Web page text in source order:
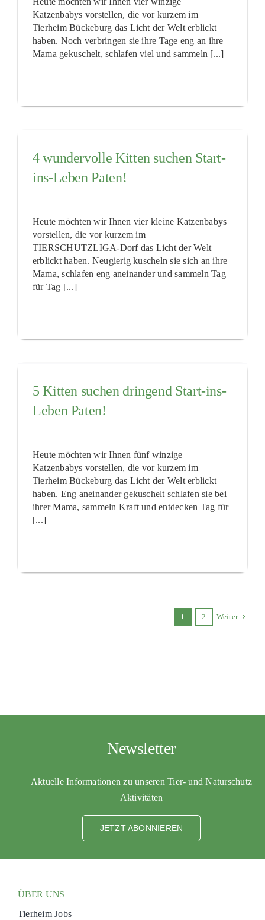
Katzenbabys vorstellen, die vor kurzem im
Tierheim Bückeburg das Licht der Welt erblickt
haben. Noch verbringen sie ihre Tage eng an ihre
Mama gekuschelt, schlafen viel und sammeln [...]
4 wundervolle Kitten suchen Start-
ins-Leben Paten!
Heute möchten wir Ihnen vier kleine Katzenbabys
vorstellen, die vor kurzem im
TIERSCHUTZLIGA-Dorf das Licht der Welt
erblickt haben. Neugierig kuscheln sie sich an ihre
Mama, schlafen eng aneinander und sammeln Tag
für Tag [...]
5 Kitten suchen dringend Start-ins-
Leben Paten!
Heute möchten wir Ihnen fünf winzige
Katzenbabys vorstellen, die vor kurzem im
Tierheim Bückeburg das Licht der Welt erblickt
haben. Eng aneinander gekuschelt schlafen sie bei
ihrer Mama, sammeln Kraft und entdecken Tag für
[...]
1 2 Weiter
Newsletter
Aktuelle Informationen zu unseren Tier- und Naturschutz
Aktivitäten
JETZT ABONNIEREN
ÜBER UNS
Tierheim Jobs